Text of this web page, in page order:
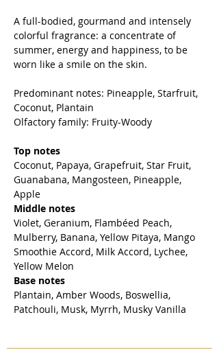
A full-bodied, gourmand and intensely
colorful fragrance: a concentrate of
summer, energy and happiness, to be
worn like a smile on the skin.
Predominant notes: Pineapple, Starfruit,
Coconut, Plantain
Olfactory family: Fruity-Woody
Top notes
Coconut, Papaya, Grapefruit, Star Fruit,
Guanabana, Mangosteen, Pineapple,
Apple
Middle notes
Violet, Geranium, Flambéed Peach,
Mulberry, Banana, Yellow Pitaya, Mango
Smoothie Accord, Milk Accord, Lychee,
Yellow Melon
Base notes
Plantain, Amber Woods, Boswellia,
Patchouli, Musk, Myrrh, Musky Vanilla